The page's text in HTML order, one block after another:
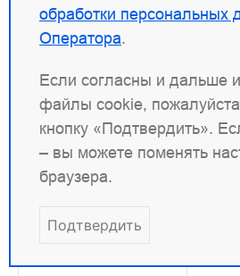
Если
по
обработки персональных
Оператора.
Если согласны и дальше
файлы cookie,
кнопку «Подтвердить».
– вы можете поменять
браузера.
Подтвердить